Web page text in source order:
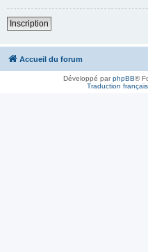
Inscription
Accueil du forum
Développé parphpBB®
Traduction